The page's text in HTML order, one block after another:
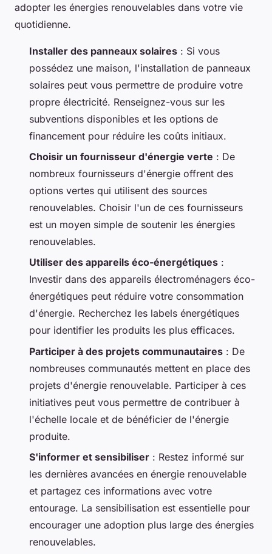
adopter les énergies renouvelables dans votre vie
quotidienne.
Installer des panneaux solaires : Si vous
possédez une maison, l'installation de panneaux
solaires peut vous permettre de produire votre
propre électricité. Renseignez-vous sur les
subventions disponibles et les options de
financement pour réduire les coûts initiaux.
Choisir un fournisseur d'énergie verte : De
nombreux fournisseurs d'énergie offrent des
options vertes qui utilisent des sources
renouvelables. Choisir l'un de ces fournisseurs
est un moyen simple de soutenir les énergies
renouvelables.
Utiliser des appareils éco-énergétiques :
Investir dans des appareils électroménagers éco-
énergétiques peut réduire votre consommation
d'énergie. Recherchez les labels énergétiques
pour identifier les produits les plus efficaces.
Participer à des projets communautaires : De
nombreuses communautés mettent en place des
projets d'énergie renouvelable. Participer à ces
initiatives peut vous permettre de contribuer à
l'échelle locale et de bénéficier de l'énergie
produite.
S'informer et sensibiliser : Restez informé sur
les dernières avancées en énergie renouvelable
et partagez ces informations avec votre
entourage. La sensibilisation est essentielle pour
encourager une adoption plus large des énergies
renouvelables.